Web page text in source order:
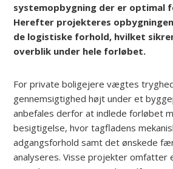
systemopbygning der er optimal
Herefter projekteres
de logistiske forhold, hvilket
overblik under hele forløbet.
For private boligejere vægtes
gennemsigtighed højt under et
anbefales derfor at indlede forløbet
besigtigelse, hvor tagfladens
adgangsforhold samt det ønskede
analyseres. Visse projekter omfatter